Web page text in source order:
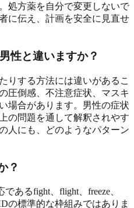
処方薬を自分で変更しないで
に伝え、計画を安全に見直せ
性と違いますか？
りする方法には違いがあるこ
圧倒感、不注意症状、マスキ
場合があります。男性の症状
の問題を通して解釈されやす
人にも、どのようなパターン
？
あるfight、flight、freeze、
の標準的な枠組みではありま